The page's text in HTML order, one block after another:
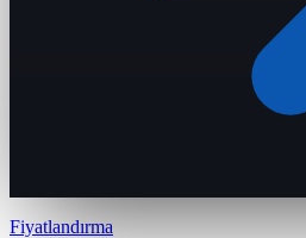
Fiyatlandırma